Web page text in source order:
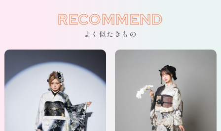
RECOMMEND
よく似たきもの